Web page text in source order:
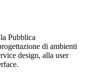
Pubblica
di ambienti
design, alla user